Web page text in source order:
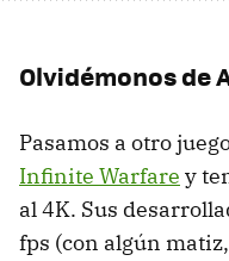
Olvidémonos de
Pasamos a otro
Infinite Warfare y
al 4K. Sus
fps (con algún